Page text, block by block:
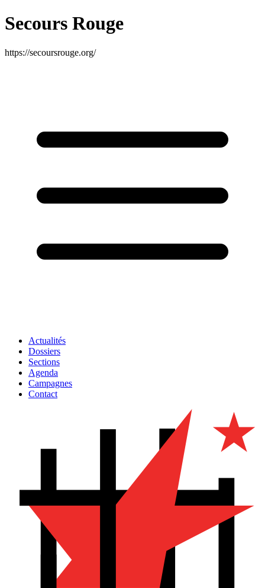
Secours Rouge
https://secoursrouge.org/
Actualités
Dossiers
Sections
Agenda
Campagnes
Contact